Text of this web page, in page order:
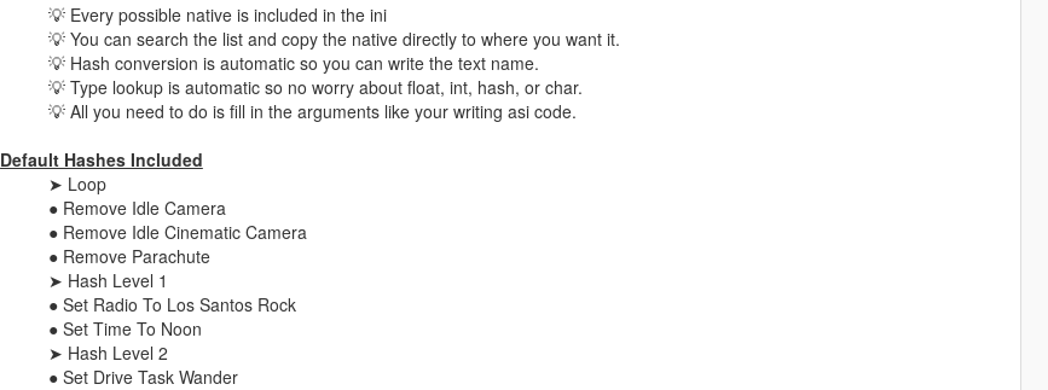
⠀⠀⠀⠀💡 Every possible native is included in the ini
⠀⠀⠀⠀💡 You can search the list and copy the native directly to where you want it.
⠀⠀⠀⠀💡 Hash conversion is automatic so you can write the text name.
⠀⠀⠀⠀💡 Type lookup is automatic so no worry about float, int, hash, or char.
⠀⠀⠀⠀💡 All you need to do is fill in the arguments like your writing asi code.
Default Hashes Included
⠀⠀⠀⠀➤ Loop
⠀⠀⠀⠀● Remove Idle Camera
⠀⠀⠀⠀● Remove Idle Cinematic Camera
⠀⠀⠀⠀● Remove Parachute
⠀⠀⠀⠀➤ Hash Level 1
⠀⠀⠀⠀● Set Radio To Los Santos Rock
⠀⠀⠀⠀● Set Time To Noon
⠀⠀⠀⠀➤ Hash Level 2
⠀⠀⠀⠀● Set Drive Task Wander